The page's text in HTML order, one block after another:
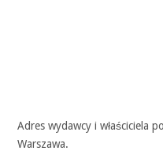
Adres wydawcy i właściciela
Warszawa.